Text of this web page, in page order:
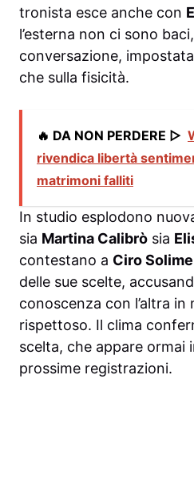
tronista esce anche con
l’esterna non ci sono
conversazione,
che sulla fisicità.
🔥 DA NON PERDERE ▷
rivendica libertà
matrimoni falliti
In studio esplodono
sia Martina Calibrò sia
contestano a Ciro
delle sue scelte,
conoscenza con l’altra in
rispettoso. Il clima
scelta, che appare ormai
prossime registrazioni.